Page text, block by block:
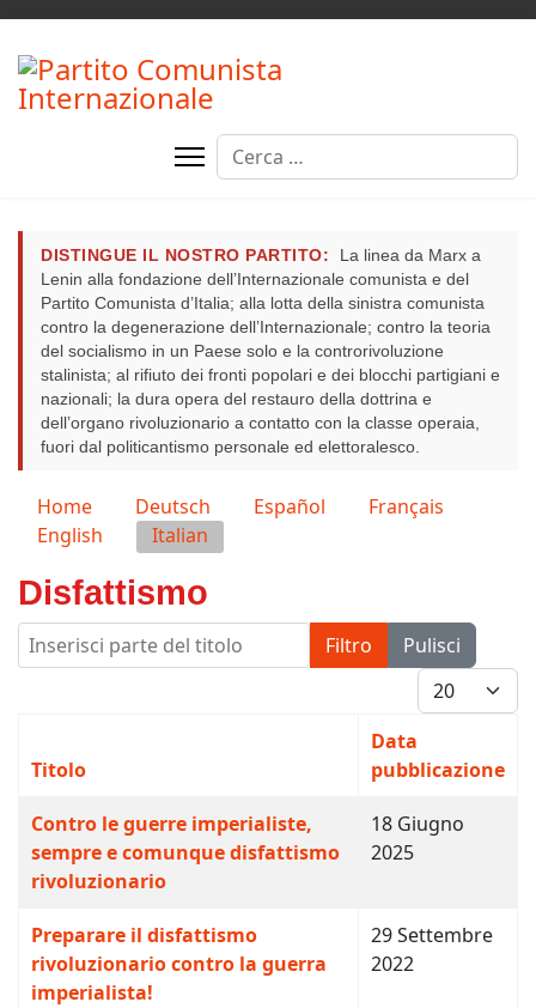
Cerca
DISTINGUE IL NOSTRO PARTITO:
La linea da Marx a
Lenin alla fondazione dell’Internazionale comunista e del
Partito Comunista d’Italia; alla lotta della sinistra comunista
contro la degenerazione dell’Internazionale; contro la teoria
del socialismo in un Paese solo e la controrivoluzione
stalinista; al rifiuto dei fronti popolari e dei blocchi partigiani e
nazionali; la dura opera del restauro della dottrina e
dell’organo rivoluzionario a contatto con la classe operaia,
fuori dal politicantismo personale ed elettoralesco.
Seleziona la tua lingua
Home Deutsch Español
Français
English
Italian
Disfattismo
Inserisci parte del titolo Filtro
Pulisci
Visualizza #
Titolo
Data
pubblicazione
Contro le guerre imperialiste,
sempre e comunque disfattismo
rivoluzionario
18 Giugno
2025
Preparare il disfattismo
rivoluzionario contro la guerra
imperialista!
29 Settembre
2022